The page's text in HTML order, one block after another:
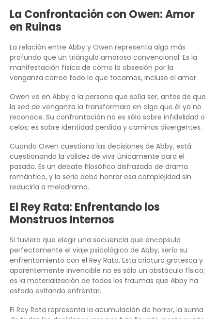
La Confrontación con Owen: Amor
en Ruinas
La relación entre Abby y Owen representa algo más
profundo que un triángulo amoroso convencional. Es la
manifestación física de cómo la obsesión por la
venganza corroe todo lo que tocamos, incluso el amor.
Owen ve en Abby a la persona que solía ser, antes de que
la sed de venganza la transformara en algo que él ya no
reconoce. Su confrontación no es sólo sobre infidelidad o
celos; es sobre identidad perdida y caminos divergentes.
Cuando Owen cuestiona las decisiones de Abby, está
cuestionando la validez de vivir únicamente para el
pasado. Es un debate filosófico disfrazado de drama
romántico, y la serie debe honrar esa complejidad sin
reducirla a melodrama.
El Rey Rata: Enfrentando los
Monstruos Internos
Si tuviera que elegir una secuencia que encapsula
perfectamente el viaje psicológico de Abby, sería su
enfrentamiento con el Rey Rata. Esta criatura grotesca y
aparentemente invencible no es sólo un obstáculo físico;
es la materialización de todos los traumas que Abby ha
estado evitando enfrentar.
El Rey Rata representa la acumulación de horror, la suma